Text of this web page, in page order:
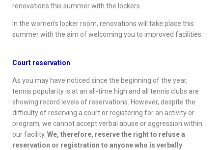
renovations this summer with the lockers.
In the women’s locker room, renovations will take place this
summer with the aim of welcoming you to improved facilities.
Court reservation
As you may have noticed since the beginning of the year,
tennis popularity is at an all-time high and all tennis clubs are
showing record levels of reservations. However, despite the
difficulty of reserving a court or registering for an activity or
program, we cannot accept verbal abuse or aggression within
our facility. We, therefore, reserve the right to refuse a
reservation or registration to anyone who is verbally